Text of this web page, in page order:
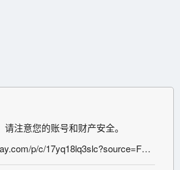
注意您的账号和财产安全。
https://render.alipay.com/p/c/17yq18lq3slc?source=FEI_ZHU